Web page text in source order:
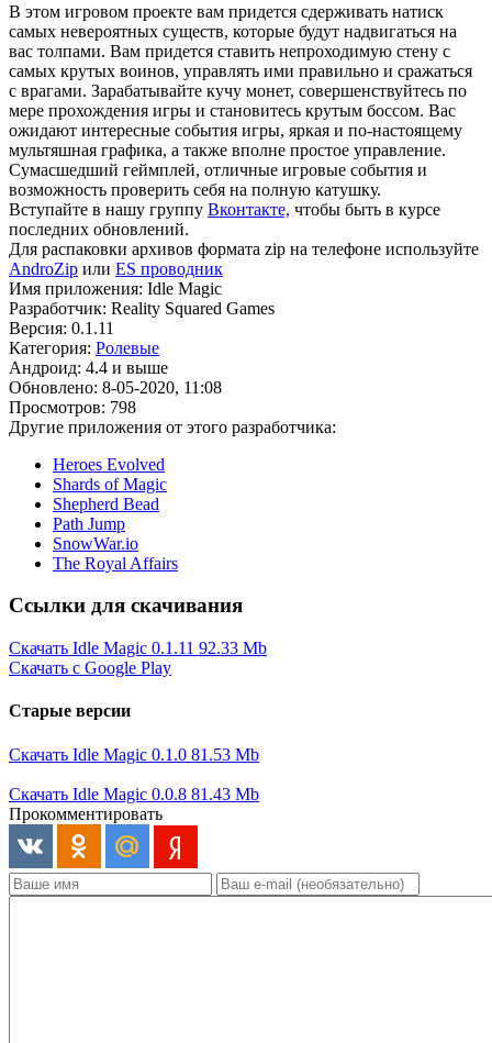
В этом игровом проекте вам придется сдерживать натиск
самых невероятных существ, которые будут надвигаться на
вас толпами. Вам придется ставить непроходимую стену с
самых крутых воинов, управлять ими правильно и сражаться
с врагами. Зарабатывайте кучу монет, совершенствуйтесь по
мере прохождения игры и становитесь крутым боссом. Вас
ожидают интересные события игры, яркая и по-настоящему
мультяшная графика, а также вполне простое управление.
Сумасшедший геймплей, отличные игровые события и
возможность проверить себя на полную катушку.
Вступайте в нашу группу Вконтакте, чтобы быть в курсе
последних обновлений.
Для распаковки архивов формата zip на телефоне используйте
AndroZip или ES проводник
Имя приложения: Idle Magic
Разработчик: Reality Squared Games
Версия: 0.1.11
Категория: Ролевые
Андроид: 4.4 и выше
Обновлено: 8-05-2020, 11:08
Просмотров: 798
Другие приложения от этого разработчика:
Heroes Evolved
Shards of Magic
Shepherd Bead
Path Jump
SnowWar.io
The Royal Affairs
Ссылки для скачивания
Скачать Idle Magic 0.1.11 92.33 Mb
Скачать с Google Play
Старые версии
Скачать Idle Magic 0.1.0 81.53 Mb
Скачать Idle Magic 0.0.8 81.43 Mb
Прокомментировать